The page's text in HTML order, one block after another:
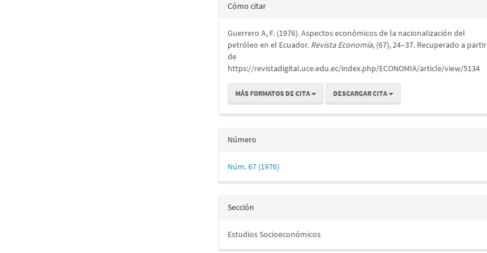
artículo
Cómo citar
Guerrero A, F. (1976). Aspectos económicos de la nacionalización del
petróleo en el Ecuador. Revista Economía, (67), 24–37. Recuperado a partir
de
https://revistadigital.uce.edu.ec/index.php/ECONOMIA/article/view/5134
MÁS FORMATOS DE CITA DESCARGAR CITA
Número
Núm. 67 (1976)
Sección
Estudios Socioeconómicos